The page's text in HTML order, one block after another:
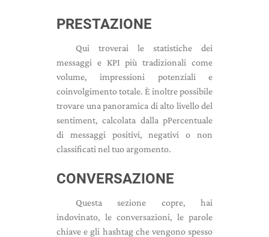
PRESTAZIONE
Qui troverai le statistiche dei
messaggi e KPI più tradizionali come
volume, impressioni potenziali e
coinvolgimento totale. È inoltre possibile
trovare una panoramica di alto livello del
sentiment, calcolata dalla pPercentuale
di messaggi positivi, negativi o non
classificati nel tuo argomento.
CONVERSAZIONE
Questa sezione copre, hai
indovinato, le conversazioni, le parole
chiave e gli hashtag che vengono spesso